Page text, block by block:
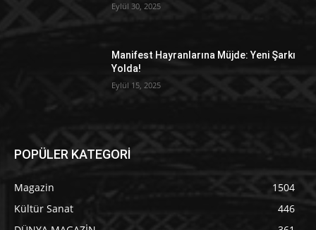
Eylül 30, 2025
Manifest Hayranlarına Müjde: Yeni Şarkı
Yolda!
Eylül 15, 2025
POPÜLER KATEGORİ
Magazin
1504
Kültür Sanat
446